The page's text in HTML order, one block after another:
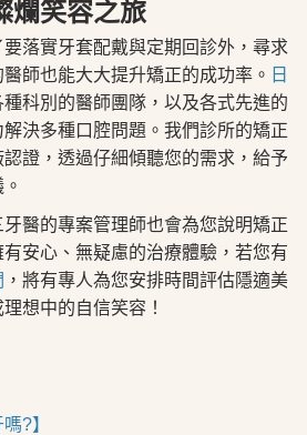
爛笑容之旅
落實牙套配戴與定期回診外，尋求
師也能大大提升矯正的成功率。 日
科別的醫師團隊，以及各式先進的
決多種口腔問題。我們診所的矯正
證，透過仔細傾聽您的需求，給予
醫的專案管理師也會為您說明矯正
安心、無疑慮的治療體驗，若您有
，將有專人為您安排時間評估隱適美
想中的自信笑容！
?】